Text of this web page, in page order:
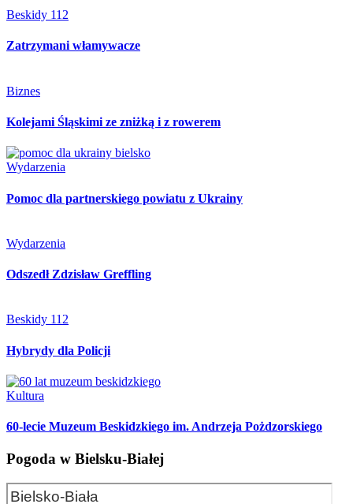
Beskidy 112
Zatrzymani włamywacze
Biznes
Kolejami Śląskimi ze zniżką i z rowerem
Wydarzenia
Pomoc dla partnerskiego powiatu z Ukrainy
Wydarzenia
Odszedł Zdzisław Greffling
Beskidy 112
Hybrydy dla Policji
Kultura
60-lecie Muzeum Beskidzkiego im. Andrzeja Pożdzorskiego
Pogoda w Bielsku-Białej